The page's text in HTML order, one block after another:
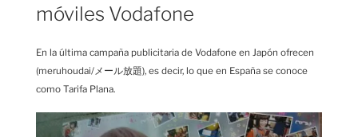
móviles Vodafone
En la última campaña publicitaria de Vodafone en Japón ofrecen
(meruhoudai/メール放題), es decir, lo que en España se conoce
como Tarifa Plana.